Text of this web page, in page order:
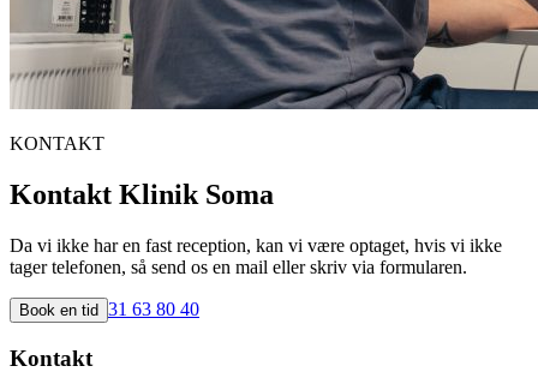
KONTAKT
Kontakt Klinik Soma
Da vi ikke har en fast reception, kan vi være optaget, hvis vi ikke
tager telefonen, så send os en mail eller skriv via formularen.
Book en tid 31 63 80 40
Kontakt